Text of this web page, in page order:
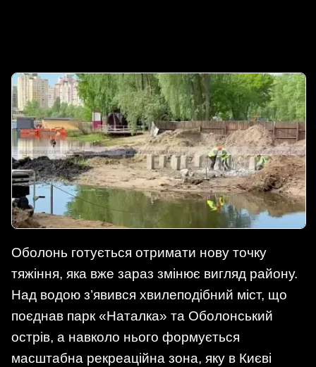
Оболонь готується отримати нову точку
тяжіння, яка вже зараз змінює вигляд району.
Над водою з’явився хвилеподібний міст, що
поєднав парк «Наталка» та Оболонський
острів, а навколо нього формується
масштабна рекреаційна зона, яку в Києві